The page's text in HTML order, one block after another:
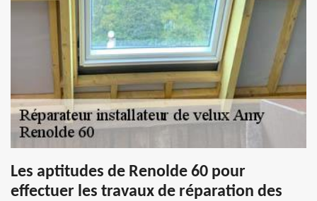
Les aptitudes de Renolde 60 pour
effectuer les travaux de réparation des